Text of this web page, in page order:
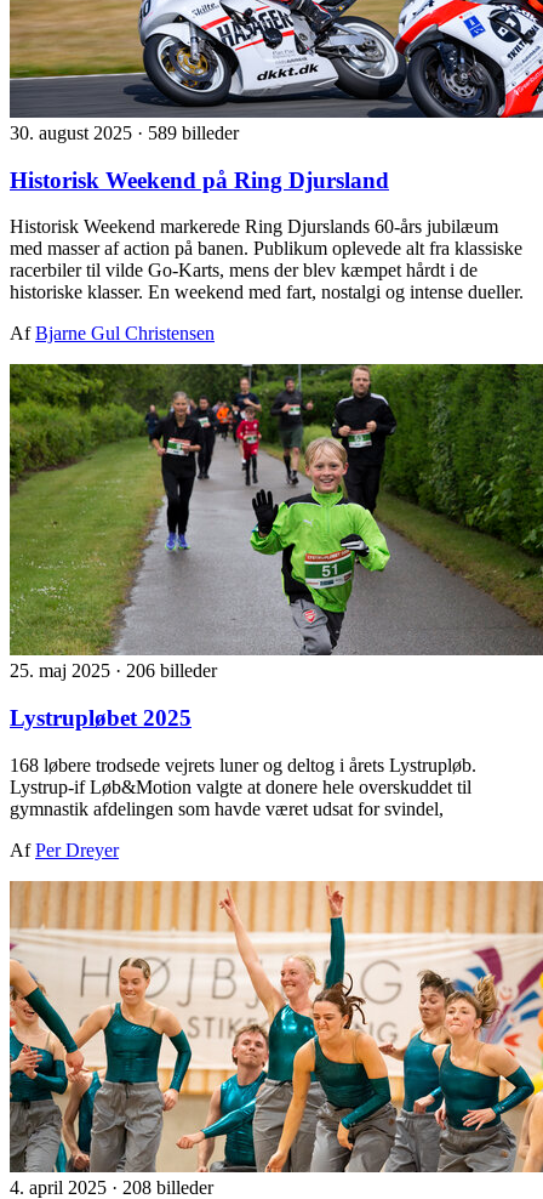
30. august 2025 · 589 billeder
Historisk Weekend på Ring Djursland
Historisk Weekend markerede Ring Djurslands 60-års jubilæum
med masser af action på banen. Publikum oplevede alt fra klassiske
racerbiler til vilde Go-Karts, mens der blev kæmpet hårdt i de
historiske klasser. En weekend med fart, nostalgi og intense dueller.
AfBjarne Gul Christensen
25. maj 2025 · 206 billeder
Lystrupløbet 2025
168 løbere trodsede vejrets luner og deltog i årets Lystrupløb.
Lystrup-if Løb&Motion valgte at donere hele overskuddet til
gymnastik afdelingen som havde været udsat for svindel,
AfPer Dreyer
4. april 2025 · 208 billeder